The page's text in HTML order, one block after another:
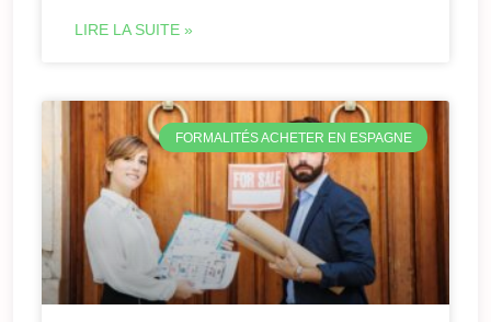
LIRE LA SUITE »
FORMALITÉS ACHETER EN ESPAGNE